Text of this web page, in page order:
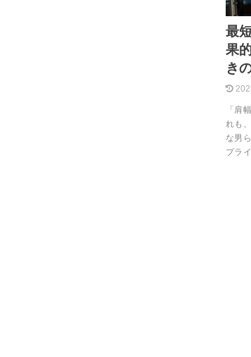
最
果
き
「肩
れも
な男
プラ